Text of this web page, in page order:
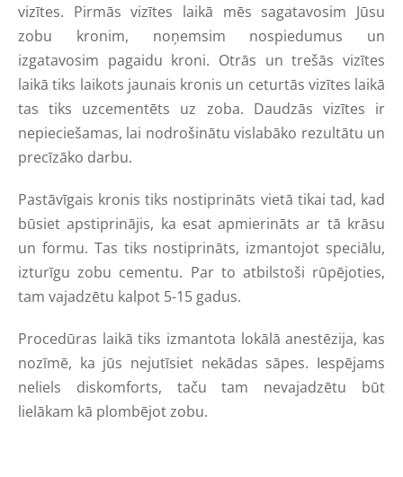
vizītes. Pirmās vizītes laikā mēs sagatavosim Jūsu
zobu kronim, noņemsim nospiedumus un
izgatavosim pagaidu kroni. Otrās un trešās vizītes
laikā tiks laikots jaunais kronis un ceturtās vizītes laikā
tas tiks uzcementēts uz zoba. Daudzās vizītes ir
nepieciešamas, lai nodrošinātu vislabāko rezultātu un
precīzāko darbu.
Pastāvīgais kronis tiks nostiprināts vietā tikai tad, kad
būsiet apstiprinājis, ka esat apmierināts ar tā krāsu
un formu. Tas tiks nostiprināts, izmantojot speciālu,
izturīgu zobu cementu. Par to atbilstoši rūpējoties,
tam vajadzētu kalpot 5-15 gadus.
Procedūras laikā tiks izmantota lokālā anestēzija, kas
nozīmē, ka jūs nejutīsiet nekādas sāpes. Iespējams
neliels diskomforts, taču tam nevajadzētu būt
lielākam kā plombējot zobu.